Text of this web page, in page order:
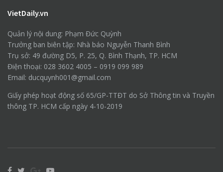
VietDaily.vn
Quản lý nội dung: Phạm Đức Quỳnh
Trưởng ban biên tập: Nhà báo Nguyễn Thanh Bình
Trụ sở: 49 đường D5, P. 25, Q. Bình Thạnh, TP. HCM
Điện thoại: 028 3602 4005 – 0919 099 989
Email: ducquynh001@gmail.com
Giấy phép hoạt động số 65/GP-TTĐT do Sở Thông tin và Truyền
thông TP. HCM cấp ngày 4-10-2019